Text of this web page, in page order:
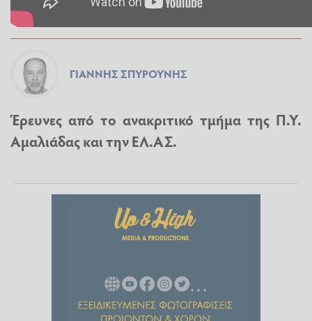
ΓΙΆΝΝΗΣ ΣΠΥΡΟΎΝΗΣ
Έρευνες από το ανακριτικό τμήμα της Π.Υ.
Αμαλιάδας και την ΕΛ.ΑΣ.